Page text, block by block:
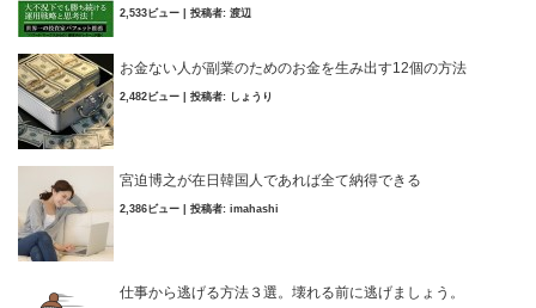
2,533ビュー 投稿者: 渡辺
お金ない人が副業のためのお金を生み出す12個の方法
2,482ビュー 投稿者: しょうり
宮迫博之が在日韓国人であれば全て納得できる
2,386ビュー 投稿者: imahashi
仕事から逃げる方法３選。壊れる前に逃げましょう。